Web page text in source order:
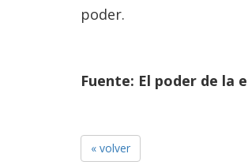
poder.
Fuente: El poder de la
« volver